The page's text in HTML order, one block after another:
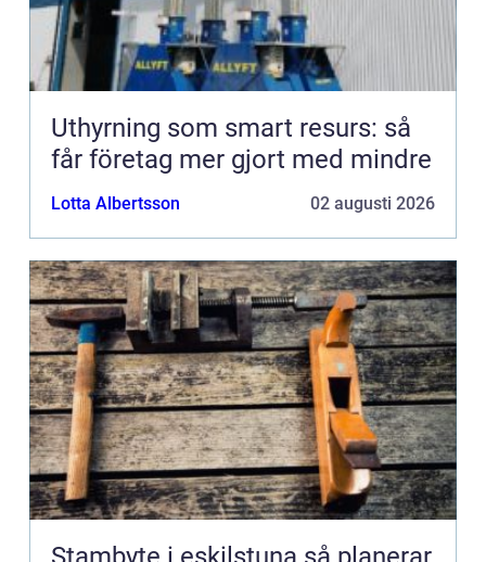
Uthyrning som smart resurs: så
får företag mer gjort med mindre
Lotta Albertsson 02 augusti 2026